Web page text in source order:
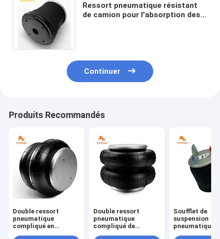
Ressort pneumatique résistant
de camion pour l'absorption des
Continuer
Produits Recommandés
Double ressort
pneumatique
compliqué en
Double ressort
pneumatique
compliqué de
Soufflet de
suspension
pneumatique